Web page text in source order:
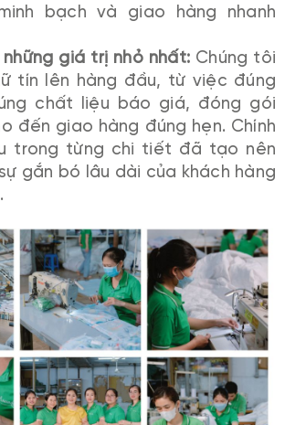
bạch và giao hàng nhanh
giá trị nhỏ nhất:Chúng tôi
tín lên hàng đầu, từ việc đúng
chất liệu báo giá, đóng gói
đến giao hàng đúng hẹn. Chính
trong từng chi tiết đã tạo nên
gắn bó lâu dài của khách hàng